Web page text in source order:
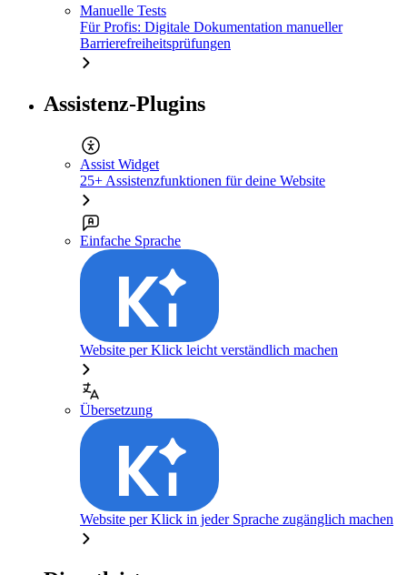
Manuelle Tests
Für Profis: Digitale Dokumentation manueller
Barrierefreiheitsprüfungen
Assistenz-Plugins
Assist Widget
25+ Assistenzfunktionen für deine Website
Einfache Sprache
Website per Klick leicht verständlich machen
Übersetzung
Website per Klick in jeder Sprache zugänglich machen